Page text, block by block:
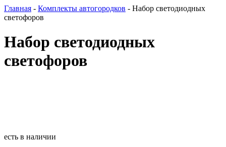
Главная - Комплекты автогородков - Набор светодиодных
светофоров
Набор светодиодных
светофоров
есть в наличии